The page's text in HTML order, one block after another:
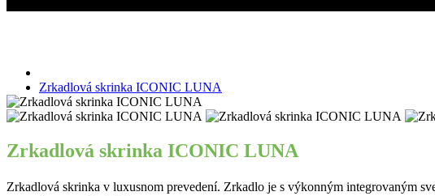
Zrkadlová skrinka ICONIC LUNA
Zrkadlová skrinka ICONIC LUNA
Zrkadlová skrinka v luxusnom prevedení. Zrkadlo je s výkonným integrovaným